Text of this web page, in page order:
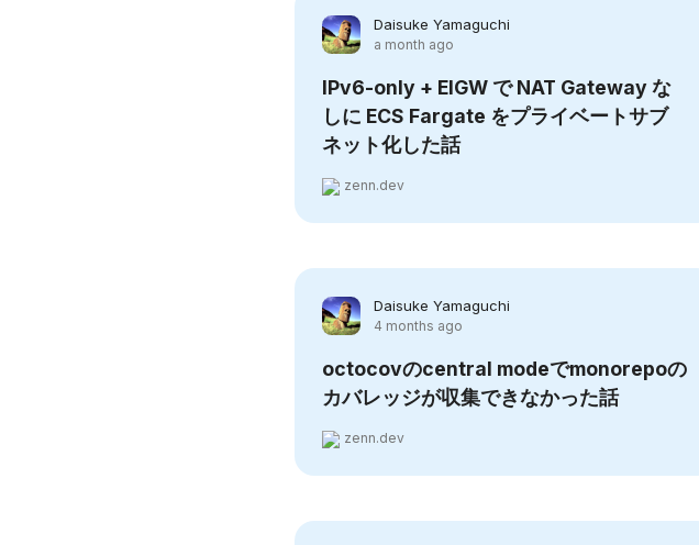
Daisuke Yamaguchi
a month ago
IPv6-only + EIGW で NAT Gateway な
しに ECS Fargate をプライベートサブ
ネット化した話
zenn.dev
Daisuke Yamaguchi
4 months ago
octocovのcentral modeでmonorepoの
カバレッジが収集できなかった話
zenn.dev